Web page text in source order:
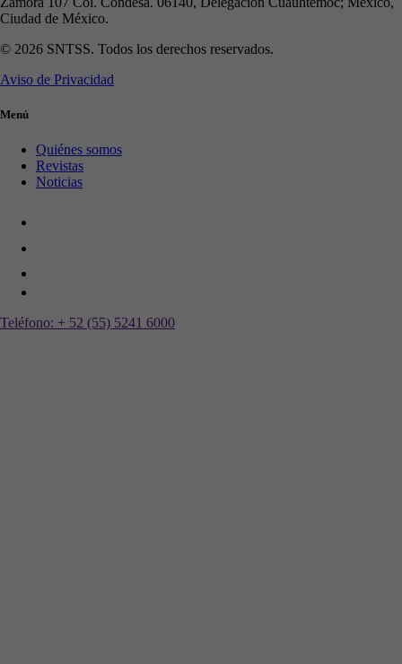
Ciudad de México.
© 2026 SNTSS. Todos los derechos reservados.
Aviso de Privacidad
Menú
Quiénes somos
Revistas
Noticias
Teléfono: + 52 (55) 5241 6000